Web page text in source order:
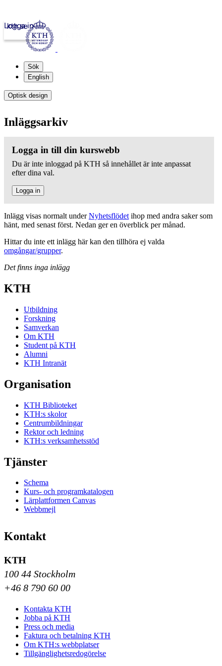
kth.se
Logga in
Sök
English
Optisk design
Inläggsarkiv
Logga in till din kurswebb
Du är inte inloggad på KTH så innehållet är inte anpassat
efter dina val.
Logga in
Inlägg visas normalt underNyhetsflödet ihop med andra saker som
hänt, med senast först. Nedan ger en överblick per månad.
Hittar du inte ett inlägg här kan den tillhöra ej valda
omgångar/grupper.
Det finns inga inlägg
KTH
Utbildning
Forskning
Samverkan
Om KTH
Student på KTH
Alumni
KTH Intranät
Organisation
KTH Biblioteket
KTH:s skolor
Centrumbildningar
Rektor och ledning
KTH:s verksamhetsstöd
Tjänster
Schema
Kurs- och programkatalogen
Lärplattformen Canvas
Webbmejl
Kontakt
KTH
100 44 Stockholm
+46 8 790 60 00
Kontakta KTH
Jobba på KTH
Press och media
Faktura och betalning KTH
Om KTH:s webbplatser
Tillgänglighetsredogörelse